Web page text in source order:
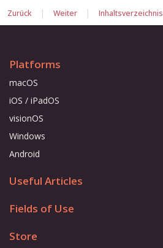
Zurück | Weiter | Inhaltsverzeichnis
Platforms
macOS
iOS / iPadOS
visionOS
Windows
Android
Useful Articles
Fields of Use
Store